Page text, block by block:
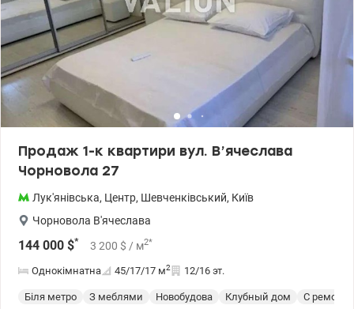
Продаж 1-к квартири вул. В’ячеслава
Чорновола 27
Лук'янівська, Центр, Шевченківський, Київ
Чорновола В'ячеслава
144 000 $* 3 200 $ / м2*
Однокімнатна 45/17/17 м2 12/16 эт.
Біля метро З меблями Новобудова Клубный дом
С